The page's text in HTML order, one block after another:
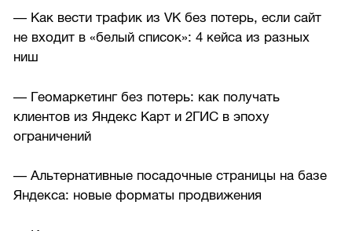
— Как вести трафик из VK без потерь, если сайт
не входит в «белый список»: 4 кейса из разных
ниш
— Геомаркетинг без потерь: как получать
клиентов из Яндекс Карт и 2ГИС в эпоху
ограничений
— Альтернативные посадочные страницы на базе
Яндекса: новые форматы продвижения